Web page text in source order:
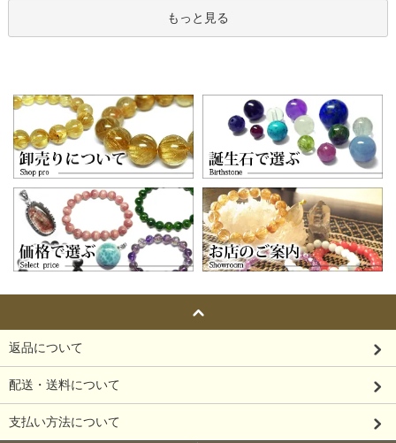
もっと見る
返品について
配送・送料について
支払い方法について